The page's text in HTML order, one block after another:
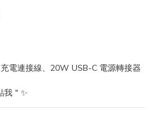
電連接線、20W USB-C 電源轉接器
我＂✨